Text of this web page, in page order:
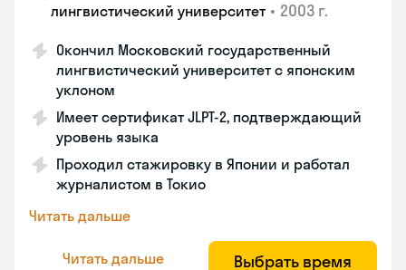
лингвистический университет • 2003 г.
Окончил Московский государственный
лингвистический университет с японским
уклоном
Имеет сертификат JLPT-2, подтверждающий
уровень языка
Проходил стажировку в Японии и работал
журналистом в Токио
Читать дальше
Читать дальше Выбрать время